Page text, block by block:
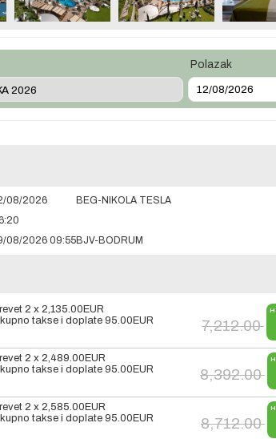
Polazak
08/2026
BEG-NIKOLA TESLA
08/2026 09:55BJV-BODRUM
2 x 2,135.00 EUR
takse i doplate 95.00 EUR 7,212.00
2 x 2,489.00 EUR
takse i doplate 95.00 EUR 8,392.00
2 x 2,585.00 EUR
takse i doplate 95.00 EUR 8,712.00